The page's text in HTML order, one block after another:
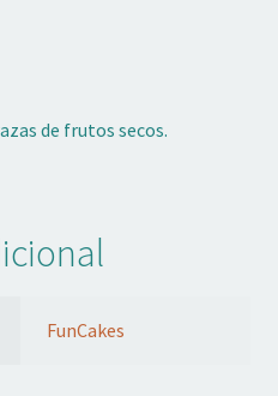
de frutos secos.
FunCakes